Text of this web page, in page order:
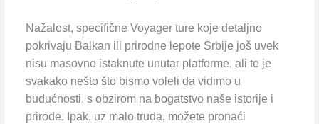
Nažalost, specifične Voyager ture koje detaljno
pokrivaju Balkan ili prirodne lepote Srbije još uvek
nisu masovno istaknute unutar platforme, ali to je
svakako nešto što bismo voleli da vidimo u
budućnosti, s obzirom na bogatstvo naše istorije i
prirode. Ipak, uz malo truda, možete pronaći